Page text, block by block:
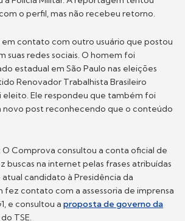
o perfil, mas não recebeu retorno.
contato com outro usuário que postou
suas redes sociais. O homem foi
estadual em São Paulo nas eleições
Renovador Trabalhista Brasileiro
eleito. Ele respondeu que também foi
novo post reconhecendo que o conteúdo
: O Comprova consultou a conta oficial de
buscas na internet pelas frases atribuídas
candidato à Presidência da
fez contato com a assessoria de imprensa
e consultou a proposta de governo da
TSE.